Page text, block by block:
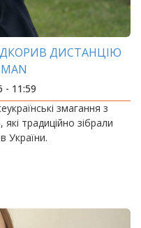
ДИСТАНЦІЮ
- 11:59
змагання з
традиційно зібрали
України.